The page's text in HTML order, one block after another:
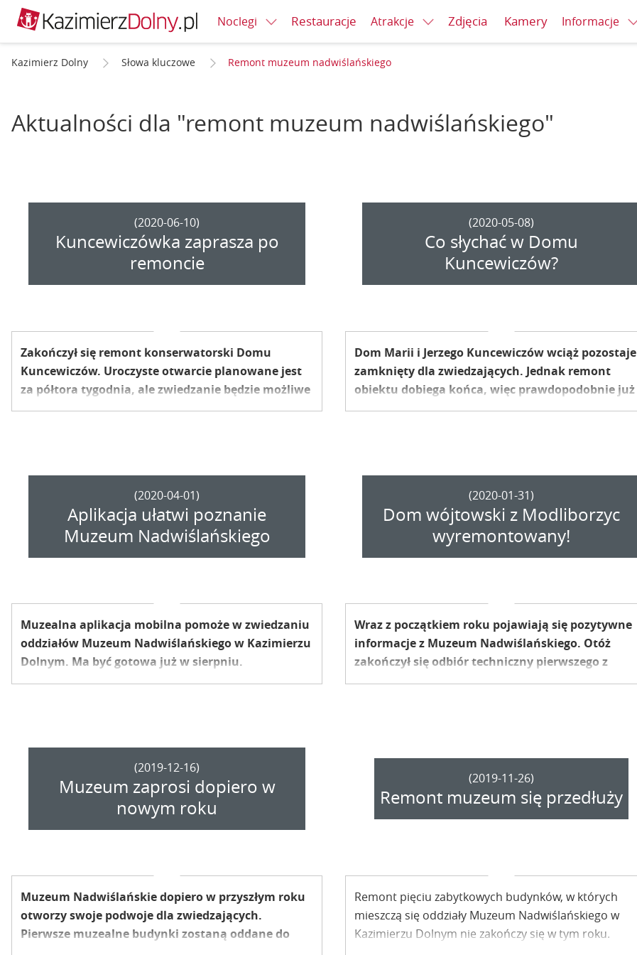
Noclegi Restauracje Atrakcje Zdjęcia Kamery Informacje
Kazimierz Dolny Słowa kluczowe Remont muzeum nadwiślańskiego
Aktualności dla "remont muzeum nadwiślańskiego"
(2020-06-10)
Kuncewiczówka zaprasza po
remoncie
Zakończył się remont konserwatorski Domu
Kuncewiczów. Uroczyste otwarcie planowane jest
za półtora tygodnia, ale zwiedzanie będzie możliwe
już od najbliższego piątku.
(2020-05-08)
Co słychać w Domu
Kuncewiczów?
Dom Marii i Jerzego Kuncewiczów wciąż pozostaje
zamknięty dla zwiedzających. Jednak remont
obiektu dobiega końca, więc prawdopodobnie już
niebawem znów pojawią się w nim turyści. A
(2020-04-01)
Aplikacja ułatwi poznanie
Muzeum Nadwiślańskiego
Muzealna aplikacja mobilna pomoże w zwiedzaniu
oddziałów Muzeum Nadwiślańskiego w Kazimierzu
Dolnym. Ma być gotowa już w sierpniu.
(2020-01-31)
Dom wójtowski z Modliborzyc
wyremontowany!
Wraz z początkiem roku pojawiają się pozytywne
informacje z Muzeum Nadwiślańskiego. Otóż
zakończył się odbiór techniczny pierwszego z
remontowanych obiektów: domu wójtowskiego z
(2019-12-16)
Muzeum zaprosi dopiero w
nowym roku
Muzeum Nadwiślańskie dopiero w przyszłym roku
otworzy swoje podwoje dla zwiedzających.
Pierwsze muzealne budynki zostaną oddane do
(2019-11-26)
Remont muzeum się przedłuży
Remont pięciu zabytkowych budynków, w których
mieszczą się oddziały Muzeum Nadwiślańskiego w
Kazimierzu Dolnym nie zakończy się w tym roku.